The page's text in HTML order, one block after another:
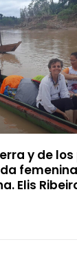
y de
Elis